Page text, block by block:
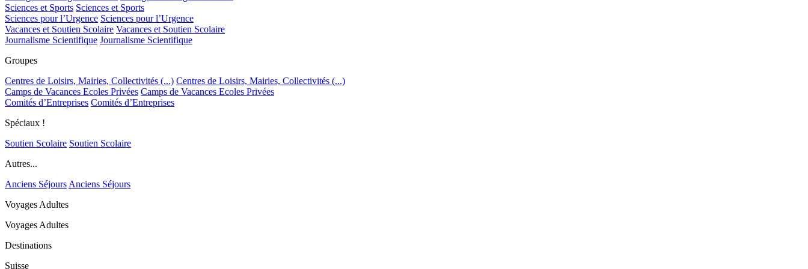
Sciences et Sports Sciences et Sports
Sciences pour l’Urgence Sciences pour l’Urgence
Vacances et Soutien Scolaire Vacances et Soutien Scolaire
Journalisme Scientifique Journalisme Scientifique
Groupes
Centres de Loisirs, Mairies, Collectivités (...) Centres de Loisirs, Mairies, Collectivités (...)
Camps de Vacances Ecoles Privées Camps de Vacances Ecoles Privées
Comités d’Entreprises Comités d’Entreprises
Spéciaux !
Soutien Scolaire Soutien Scolaire
Autres...
Anciens Séjours Anciens Séjours
Voyages Adultes
Voyages Adultes
Destinations
Suisse